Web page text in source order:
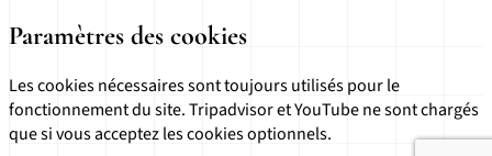
Paramètres des cookies
Les cookies nécessaires sont toujours utilisés pour le
fonctionnement du site. Tripadvisor et YouTube ne sont chargés
que si vous acceptez les cookies optionnels.